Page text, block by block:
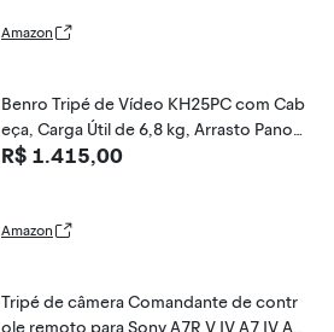
Amazon
Benro Tripé de Vídeo KH25PC com Cab
eça, Carga Útil de 6,8 kg, Arrasto Panor
âmico Contínuo, Prata
R$ 1.415,00
Amazon
Tripé de câmera Comandante de contr
ole remoto para Sony A7R V IV A7 IV A7